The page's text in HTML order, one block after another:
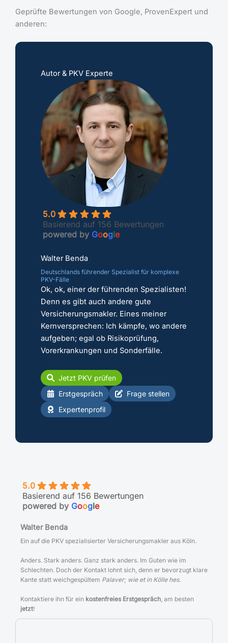
Geprüfte Bewertungen von Google, ProvenExpert und
anderen:
Autor & PKV Experte
5.0
Basierend auf 156 Bewertungen
powered by Google
Walter Benda
Deutschlands führender Spezialist für komplexe
PKV-Fälle
Ok, ok, einer der führenden Spezialisten!
Denn es gibt auch andere gute
Versicherungsmakler. Eines meiner
Kernversprechen: Ich kämpfe, wo andere
aufgeben; egal ob Risikoprüfung,
Vorerkrankungen und Sonderfälle.
Jetzt PKV prüfen
Erstgespräch
Frage stellen
Expertenprofil
5.0
Basierend auf 156 Bewertungen
powered by Google
Walter Benda
Ein auf die PKV spezialisierter Versicherungsmakler aus Köln.
Anders. Stark anders. Ganz stark anders. Im Guten wie im
Schlechten. Doch der Kontakt lohnt sich, denn er bevorzugt klare
Kante statt weichgespültem Palaver; wie et in Kölle hes.
Kontaktiere ihn für ein kostenfreies Erstgespräch, am besten
jetzt!